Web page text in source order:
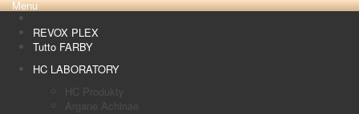
Menu
REVOX PLEX
Tutto FARBY
HC LABORATORY
HC Produkty
Argane Achinae